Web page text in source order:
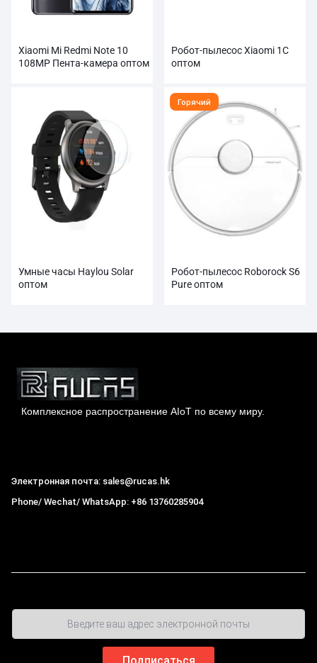
Xiaomi Mi Redmi Note 10
108MP Пента-камера оптом
Робот-пылесос Xiaomi 1C
оптом
Умные часы Haylou Solar
оптом
Горячий
Робот-пылесос Roborock S6
Pure оптом
Комплексное распространение AIoT по всему миру.
Электронная почта: sales@rucas.hk
Phone/ Wechat/ WhatsApp: +86 13760285904